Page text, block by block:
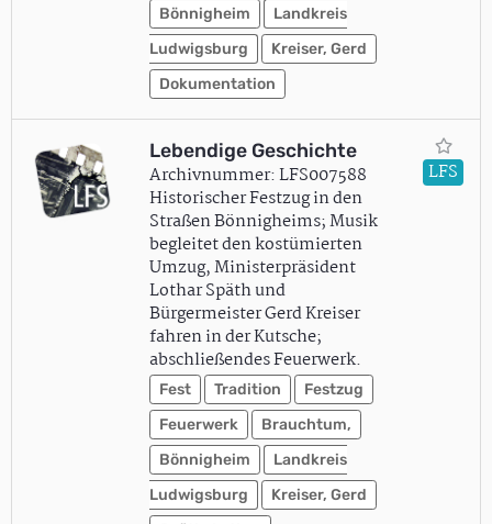
Bönnigheim
Landkreis
Ludwigsburg
Kreiser, Gerd
Dokumentation
Lebendige Geschichte
Archivnummer: LFS007588
Historischer Festzug in den
Straßen Bönnigheims; Musik
begleitet den kostümierten
Umzug, Ministerpräsident
Lothar Späth und
Bürgermeister Gerd Kreiser
fahren in der Kutsche;
abschließendes Feuerwerk.
Fest Tradition
Festzug
Feuerwerk
Brauchtum,
Bönnigheim
Landkreis
Ludwigsburg
Kreiser, Gerd
LFS